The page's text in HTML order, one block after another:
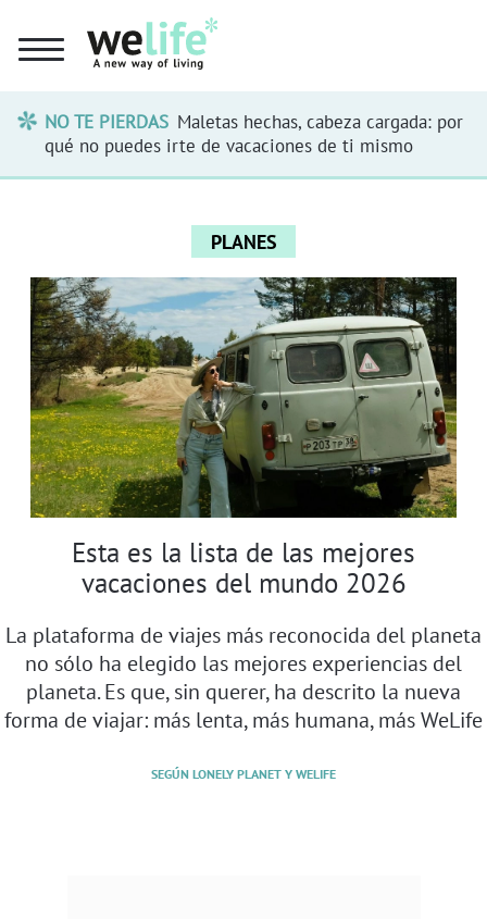
NO TE PIERDAS Maletas hechas, cabeza cargada: por
qué no puedes irte de vacaciones de ti mismo
PLANES
Esta es la lista de las mejores
vacaciones del mundo 2026
La plataforma de viajes más reconocida del planeta
no sólo ha elegido las mejores experiencias del
planeta. Es que, sin querer, ha descrito la nueva
forma de viajar: más lenta, más humana, más WeLife
SEGÚN LONELY PLANET Y WELIFE